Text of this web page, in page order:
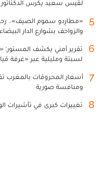
لقيس سعيد يكرس
5
«مطارِدو سموم الصيف»..
والزواحف بشوارع الدار البيضاء
6
تقرير أمني يكشف المستور:
لسبتة ومليلية عبر «غرفة
7
أسعار المحروقات بالمغرب
ومنافسة صورية
8 تغييرات كبرى في تأشيرات